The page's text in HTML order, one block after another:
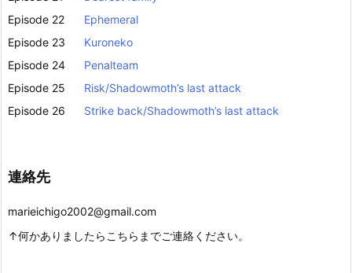
Episode 22
Ephemeral
Episode 23
Kuroneko
Episode 24
Penalteam
Episode 25
Risk/Shadowmoth’s last attack
Episode 26
Strike back/Shadowmoth’s last attack
連絡先
marieichigo2002@gmail.com
↑何かありましたらこちらまでご連絡ください。